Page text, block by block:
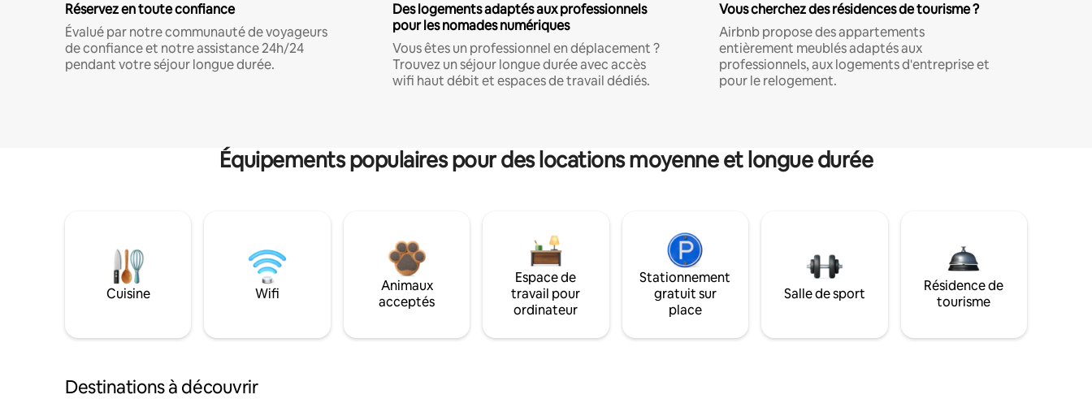
Réservez en toute confiance
Évalué par notre communauté de voyageurs
de confiance et notre assistance 24h/24
pendant votre séjour longue durée.
Des logements adaptés aux professionnels
pour les nomades numériques
Vous êtes un professionnel en déplacement ?
Trouvez un séjour longue durée avec accès
wifi haut débit et espaces de travail dédiés.
Vous cherchez des résidences de tourisme ?
Airbnb propose des appartements
entièrement meublés adaptés aux
professionnels, aux logements d'entreprise et
pour le relogement.
Équipements populaires pour des locations moyenne et longue durée
Cuisine Wifi
Animaux
acceptés
Espace de
travail pour
ordinateur
Stationnement
gratuit sur
place
Salle de sport
Résidence de
tourisme
Destinations à découvrir